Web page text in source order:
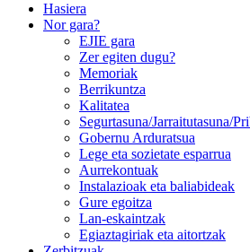
Hasiera
Nor gara?
EJIE gara
Zer egiten dugu?
Memoriak
Berrikuntza
Kalitatea
Segurtasuna/Jarraitutasuna/
Gobernu Arduratsua
Lege eta sozietate esparrua
Aurrekontuak
Instalazioak eta baliabideak
Gure egoitza
Lan-eskaintzak
Egiaztagiriak eta aitortzak